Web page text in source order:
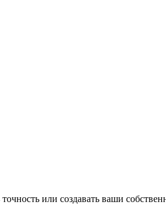
или создавать ваши